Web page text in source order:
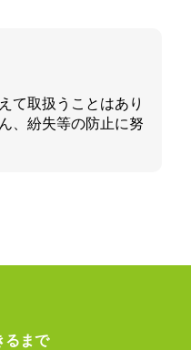
て取扱うことはあり
、紛失等の防止に努
るまで